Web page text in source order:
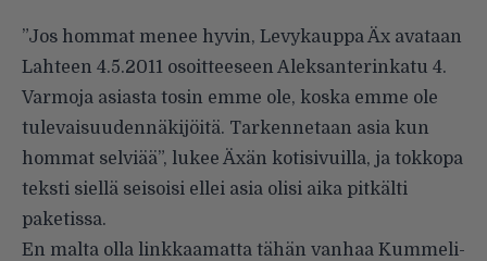
”Jos hommat menee hyvin, Levykauppa Äx avataan
Lahteen 4.5.2011 osoitteeseen Aleksanterinkatu 4.
Varmoja asiasta tosin emme ole, koska emme ole
tulevaisuudennäkijöitä. Tarkennetaan asia kun
hommat selviää”, lukee Äxän kotisivuilla, ja tokkopa
teksti siellä seisoisi ellei asia olisi aika pitkälti
paketissa.
En malta olla linkkaamatta tähän vanhaa Kummeli-